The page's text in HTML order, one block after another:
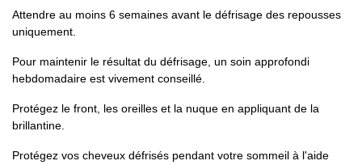
Attendre au moins 6 semaines avant le défrisage des repousses
uniquement.
Pour maintenir le résultat du défrisage, un soin approfondi
hebdomadaire est vivement conseillé.
Protégez le front, les oreilles et la nuque en appliquant de la
brillantine.
Protégez vos cheveux défrisés pendant votre sommeil à l'aide